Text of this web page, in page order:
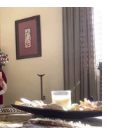
Give Us
Moments